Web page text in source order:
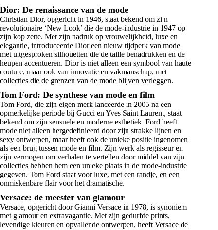
Dior: De renaissance van de mode
Christian Dior, opgericht in 1946, staat bekend om zijn
revolutionaire ‘New Look’ die de mode-industrie in 1947 op
zijn kop zette. Met zijn nadruk op vrouwelijkheid, luxe en
elegantie, introduceerde Dior een nieuw tijdperk van mode
met uitgesproken silhouetten die de taille benadrukken en de
heupen accentueren. Dior is niet alleen een symbool van haute
couture, maar ook van innovatie en vakmanschap, met
collecties die de grenzen van de mode blijven verleggen.
Tom Ford: De synthese van mode en film
Tom Ford, die zijn eigen merk lanceerde in 2005 na een
opmerkelijke periode bij Gucci en Yves Saint Laurent, staat
bekend om zijn sensuele en moderne esthetiek. Ford heeft
mode niet alleen hergedefinieerd door zijn strakke lijnen en
sexy ontwerpen, maar heeft ook de unieke positie ingenomen
als een brug tussen mode en film. Zijn werk als regisseur en
zijn vermogen om verhalen te vertellen door middel van zijn
collecties hebben hem een unieke plaats in de mode-industrie
gegeven. Tom Ford staat voor luxe, met een randje, en een
onmiskenbare flair voor het dramatische.
Versace: de meester van glamour
Versace, opgericht door Gianni Versace in 1978, is synoniem
met glamour en extravagantie. Met zijn gedurfde prints,
levendige kleuren en opvallende ontwerpen, heeft Versace de